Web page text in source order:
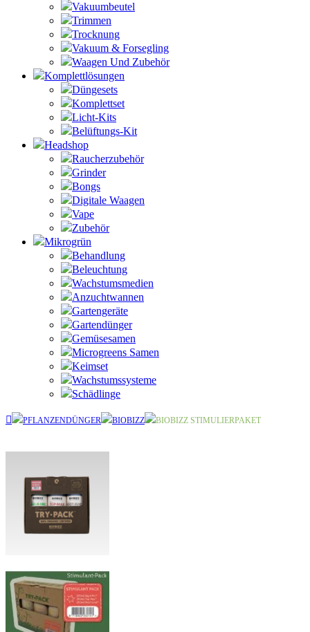
Vakuumbeutel
Trimmen
Trocknung
Vakuum & Forsegling
Waagen Und Zubehör
Komplettlösungen
Düngesets
Komplettset
Licht-Kits
Belüftungs-Kit
Headshop
Raucherzubehör
Grinder
Bongs
Digitale Waagen
Vape
Zubehör
Mikrogrün
Behandlung
Beleuchtung
Wachstumsmedien
Anzuchtwannen
Gartengeräte
Gartendünger
Gemüsesamen
Microgreens Samen
Keimset
Wachstumssysteme
Schädlinge
PFLANZENDÜNGER BIOBIZZ BIOBIZZ STIMULIERPAKET